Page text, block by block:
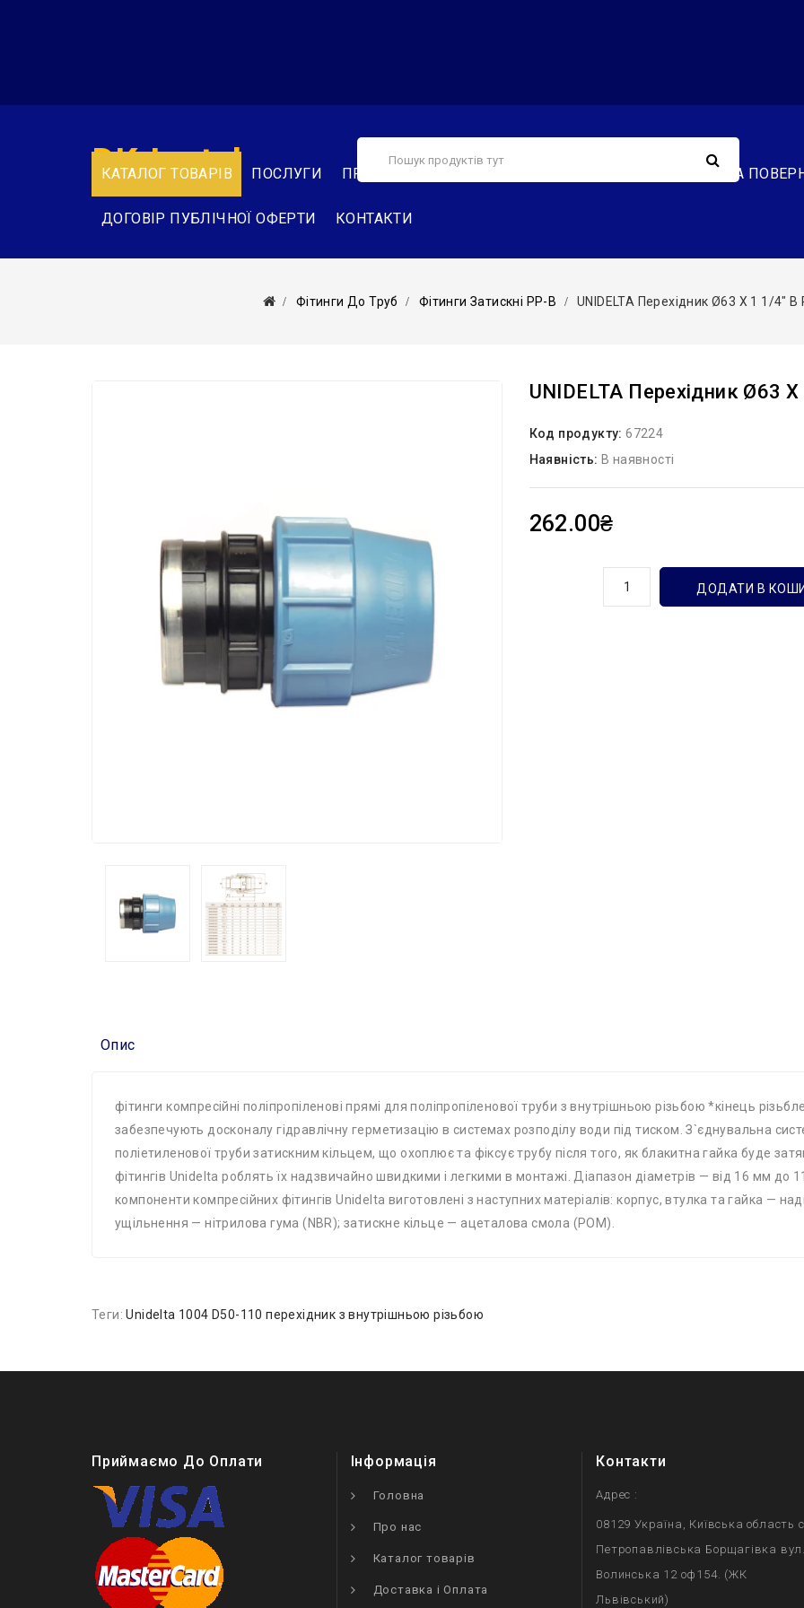
КАТАЛОГ ТОВАРІВ ПОСЛУГИ ПРО НАС ОБМІН ТА
ДОГОВІР ПУБЛІЧНОЇ ОФЕРТИ КОНТАКТИ
DK-Instal
Фітинги До Труб Фітинги Затискні PP-B UNIDELTA Перехідник Ø63 Х 1 1/4″
UNIDELTA Перехідник Ø63
Код продукту:67224
Наявність: В наявності
262.00₴
ДОДАТИ В
Опис
фітинги компресійні поліпропіленові прямі для поліпропіленової труби з внутрішньою різьбою *кінець
забезпечують досконалу гідравлічну герметизацію в системах розподілу води під тиском. З`єднувальна
поліетиленової труби затискним кільцем, що охоплює та фіксує трубу після того, як блакитна гайка буде
фітингів Unidelta роблять їх надзвичайно швидкими і легкими в монтажі. Діапазон діаметрів — від 16 мм до
компоненти компресійних фітингів Unidelta виготовлені з наступних матеріалів: корпус, втулка та гайка —
ущільнення — нітрилова гума (NBR); затискне кільце — ацеталова смола (POM).
Теги:Unidelta 1004 D50-110 перехідник з внутрішньою різьбою
Приймаємо До Оплати Інформація
Головна
Про нас
Каталог товарів
Доставка і Оплата
Контакти
Адрес :
08129 Україна, Київська область
Петропавлівська Борщагівка
Волинська 12 оф154. (ЖК
Львівський)